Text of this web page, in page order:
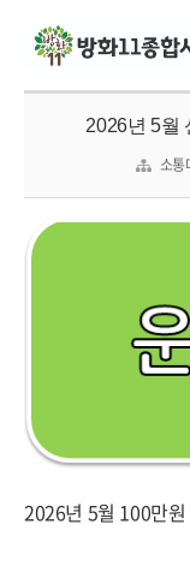
2026년 5월
소통
2026년 5월 100만